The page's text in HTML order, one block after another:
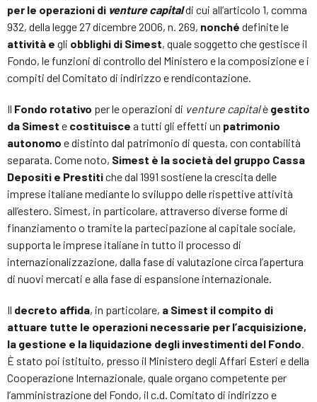
per le operazioni di venture capitaldi cui all’articolo 1, comma
932, della legge 27 dicembre 2006, n. 269, nonché definite le
attività e gli obblighi di Simest, quale soggetto che gestisce il
Fondo, le funzioni di controllo del Ministero e la composizione e i
compiti del Comitato di indirizzo e rendicontazione.
Il Fondo rotativo per le operazioni di venture capitalè gestito
da Simest e costituisce a tutti gli effetti un patrimonio
autonomo e distinto dal patrimonio di questa, con contabilità
separata. Come noto, Simest è la società del gruppo Cassa
Depositi e Prestitiche dal 1991 sostiene la crescita delle
imprese italiane mediante lo sviluppo delle rispettive attività
all’estero. Simest, in particolare, attraverso diverse forme di
finanziamento o tramite la partecipazione al capitale sociale,
supporta le imprese italiane in tutto il processo di
internazionalizzazione, dalla fase di valutazione circa l’apertura
di nuovi mercati e alla fase di espansione internazionale.
Il decreto affida, in particolare, a Simest il compito di
attuare tutte le operazioni necessarie per l’acquisizione,
la gestione e la liquidazione degli investimenti del Fondo.
È stato poi istituito, presso il Ministero degli Affari Esteri e della
Cooperazione Internazionale, quale organo competente per
l’amministrazione del Fondo, il c.d. Comitato di indirizzo e